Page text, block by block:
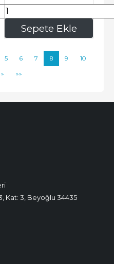
Sepete Ekle
232,05
5 6 7 8 9 10
» »»
Kat: 3, Beyoğlu 34435